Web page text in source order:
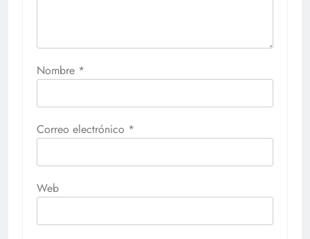
Nombre *
Correo electrónico *
Web